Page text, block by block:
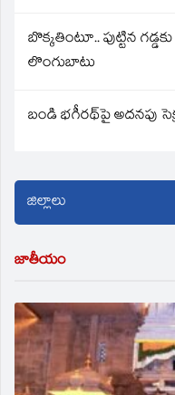
బొక్కతింటూ.. పుట్టిన
లొంగుబాటు
బండి భగీరథ్‌పై అదనపు
జాతీయం